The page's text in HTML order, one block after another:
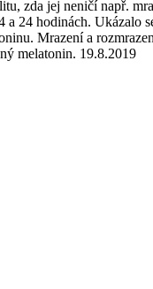
zda jej neničí např.
24 hodinách. Ukázalo
Mrazení a
melatonin. 19.8.2019